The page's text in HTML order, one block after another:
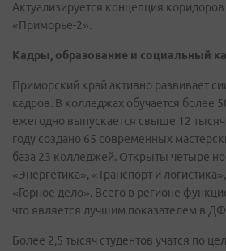
Актуализируется концепция
«Приморье-2».
Кадры, образование и социальный
Приморский край активно развивает
кадров. В колледжах обучается более
ежегодно выпускается свыше 12 тысяч
году создано 65 современных
база 23 колледжей. Открыты четыре
«Энергетика», «Транспорт и
«Горное дело». Всего в регионе
что является лучшим показателем в
Более 2,5 тысяч студентов учатся по